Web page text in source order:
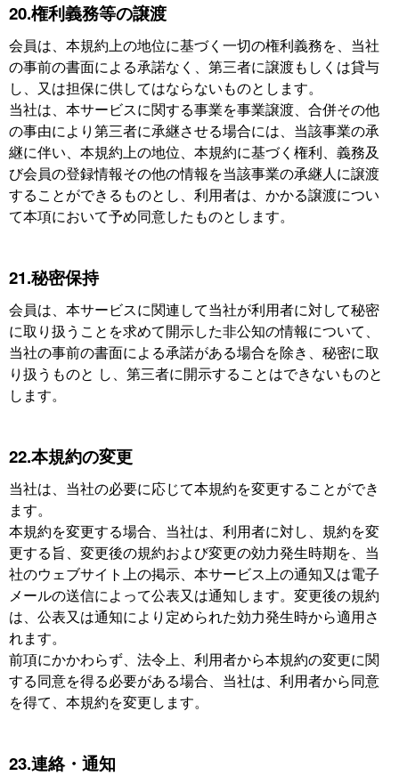
20.権利義務等の譲渡
会員は、本規約上の地位に基づく一切の権利義務を、当社
の事前の書面による承諾なく、第三者に譲渡もしくは貸与
し、又は担保に供してはならないものとします。
当社は、本サービスに関する事業を事業譲渡、合併その他
の事由により第三者に承継させる場合には、当該事業の承
継に伴い、本規約上の地位、本規約に基づく権利、義務及
び会員の登録情報その他の情報を当該事業の承継人に譲渡
することができるものとし、利用者は、かかる譲渡につい
て本項において予め同意したものとします。
21.秘密保持
会員は、本サービスに関連して当社が利用者に対して秘密
に取り扱うことを求めて開示した非公知の情報について、
当社の事前の書面による承諾がある場合を除き、秘密に取
り扱うものと し、第三者に開示することはできないものと
します。
22.本規約の変更
当社は、当社の必要に応じて本規約を変更することができ
ます。
本規約を変更する場合、当社は、利用者に対し、規約を変
更する旨、変更後の規約および変更の効力発生時期を、当
社のウェブサイト上の掲示、本サービス上の通知又は電子
メールの送信によって公表又は通知します。変更後の規約
は、公表又は通知により定められた効力発生時から適用さ
れます。
前項にかかわらず、法令上、利用者から本規約の変更に関
する同意を得る必要がある場合、当社は、利用者から同意
を得て、本規約を変更します。
23.連絡・通知